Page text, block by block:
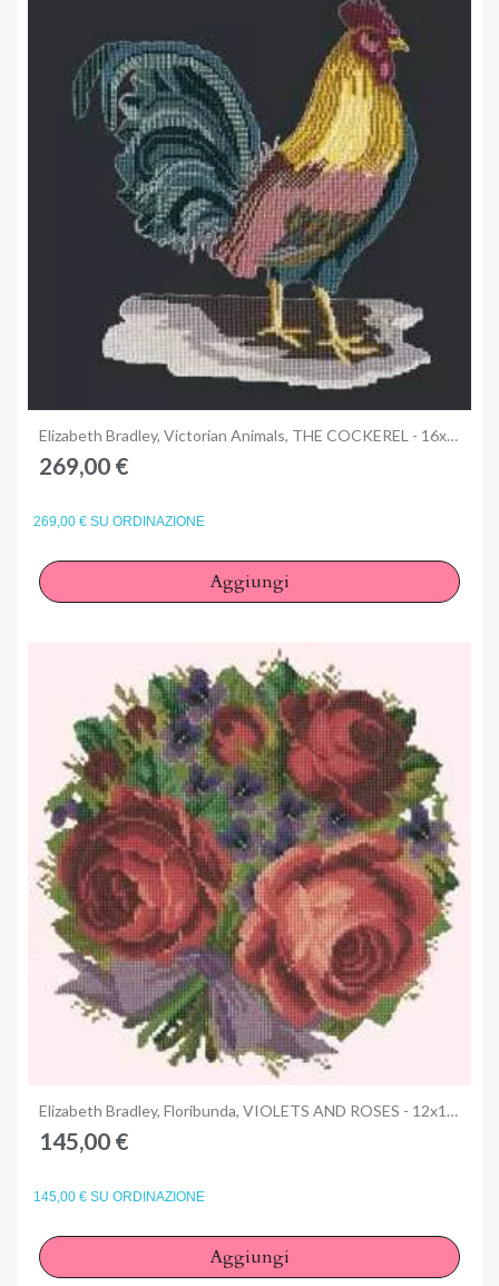
Anteprima Elizabeth Bradley, Victorian Animals, THE COCKEREL - 16x16 pollici
269,00 €
269,00 € SU ORDINAZIONE
Aggiungi
Anteprima Elizabeth Bradley, Floribunda, VIOLETS AND ROSES - 12x12 pollici
145,00 €
145,00 € SU ORDINAZIONE
Aggiungi